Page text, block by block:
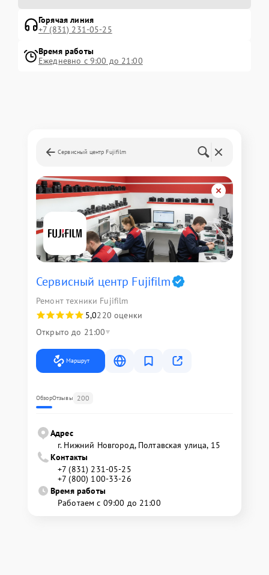
Горячая линия
+7 (831) 231-05-25
Время работы
Ежедневно с 9:00 до 21:00
Сервисный центр Fujifilm
Сервисный центр Fujifilm
Ремонт техники Fujifilm
5,0220 оценки
Открыто до 21:00
Маршрут
ОбзорОтзывы 200
Адрес
г. Нижний Новгород, Полтавская улица, 15
Контакты
+7 (831) 231-05-25
+7 (800) 100-33-26
Время работы
Работаем с 09:00 до 21:00